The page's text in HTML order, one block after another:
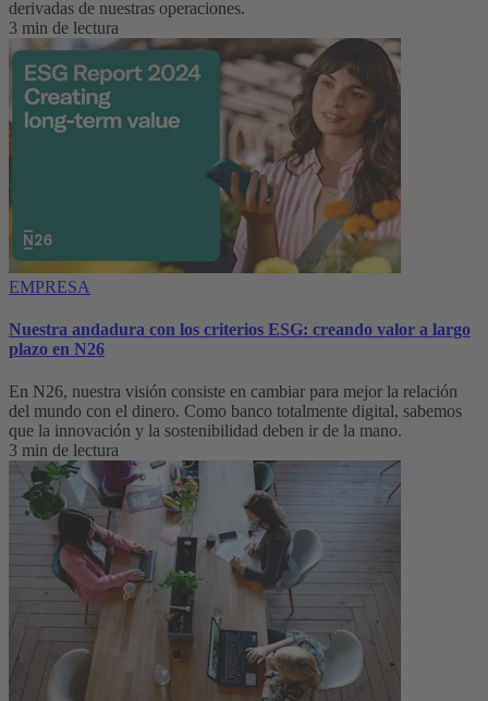
derivadas de nuestras operaciones.
3 min de lectura
EMPRESA
Nuestra andadura con los criterios ESG: creando valor a largo
plazo en N26
En N26, nuestra visión consiste en cambiar para mejor la relación
del mundo con el dinero. Como banco totalmente digital, sabemos
que la innovación y la sostenibilidad deben ir de la mano.
3 min de lectura